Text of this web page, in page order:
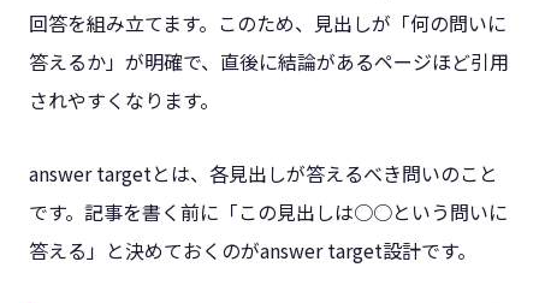
回答を組み立てます。このため、見出しが「何の問いに
答えるか」が明確で、直後に結論があるページほど引用
されやすくなります。
answer targetとは、各見出しが答えるべき問いのこと
です。記事を書く前に「この見出しは○○という問いに
答える」と決めておくのがanswer target設計です。